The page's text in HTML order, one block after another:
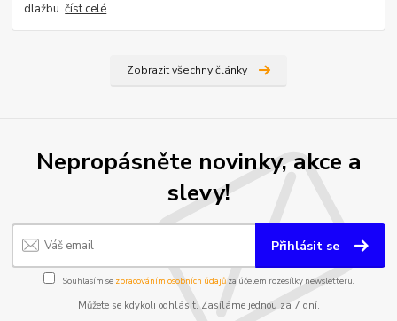
dlažbu.číst celé
Zobrazit všechny články
Nepropásněte novinky, akce a
slevy!
Přihlásit se
Souhlasím se zpracováním osobních údajůza účelem rozesílky newsletteru.
Můžete se kdykoli odhlásit. Zasíláme jednou za 7 dní.